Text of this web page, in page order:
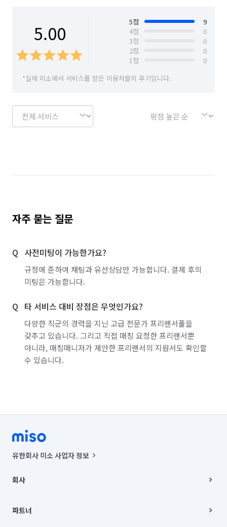
대구 서구 대구 수성구
대구 중구
5.00 5점
9
4점
0
3점
0
2점
0
1점
0
*실제 미소에서 서비스를 받은 이용자들의 후기입니다.
자주 묻는 질문
사전미팅이 가능한가요?
규정에 준하여 채팅과 유선상담만 가능합니다. 결제 후의
미팅은 가능합니다.
타 서비스 대비 장점은 무엇인가요?
다양한 직군의 경력을 지닌 고급 전문가 프리랜서풀을
갖추고 있습니다. 그리고 직접 매칭 요청한 프리랜서뿐
아니라, 매칭매니저가 제안한 프리랜서의 지원서도 확인할
수 있습니다.
유한회사 미소 사업자 정보
00019 |
주소 | 본사: 서울특별시 종로구 율곡로 6(중학동, 트윈트리빌딩) B동 5층
컨택센터 : 서울특별시 종로구 수송동 율곡로 24, 7층, 8층 미소
회사
채용
파트너